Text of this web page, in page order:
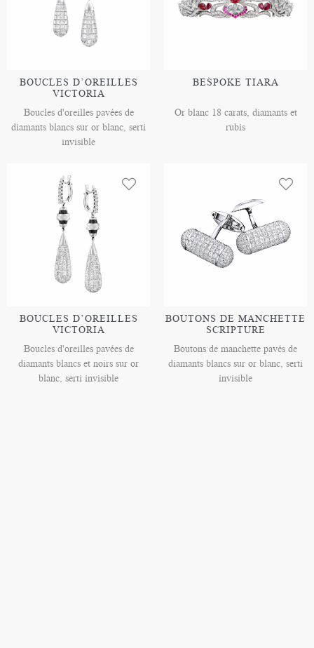
BOUCLES D’OREILLES
VICTORIA
Boucles d'oreilles pavées de
diamants blancs sur or blanc, serti
invisible
BESPOKE TIARA
Or blanc 18 carats, diamants et
rubis
BOUCLES D’OREILLES
VICTORIA
Boucles d'oreilles pavées de
diamants blancs et noirs sur or
blanc, serti invisible
BOUTONS DE MANCHETTE
SCRIPTURE
Boutons de manchette pavés de
diamants blancs sur or blanc, serti
invisible